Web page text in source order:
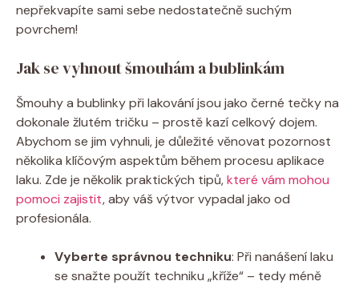
nepřekvapíte sami sebe nedostatečně suchým
povrchem!
Jak se vyhnout šmouhám a bublinkám
Šmouhy a bublinky při lakování jsou jako černé tečky na
dokonale žlutém tričku – prostě kazí celkový dojem.
Abychom se jim vyhnuli, je důležité věnovat pozornost
několika klíčovým aspektům během procesu aplikace
laku. Zde je několik praktických tipů,které vám mohou
pomoci zajistit, aby váš výtvor vypadal jako od
profesionála.
Vyberte správnou techniku: Při nanášení laku
se snažte použít techniku „kříže“ – tedy méně